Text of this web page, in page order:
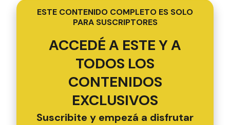
ESTE CONTENIDO COMPLETO ES SOLO
PARA SUSCRIPTORES
ACCEDÉ A ESTE Y A
TODOS LOS
CONTENIDOS
EXCLUSIVOS
Suscribite y empezá a disfrutar